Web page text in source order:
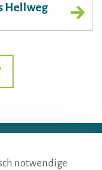
Hellweg
notwendige